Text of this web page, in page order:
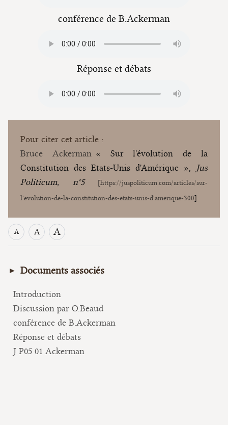
A A A
Documents associés
Introduction
Discussion par O.Beaud
conférence de B.Ackerman
Réponse et débats
J P05 01 Ackerman
conférence de B.Ackerman
Réponse et débats
Pour citer cet article :
Bruce Ackerman « Sur l'évolution de la
Constitution des Etats-Unis d'Amérique », Jus
Politicum, n°5[https://juspoliticum.com/articles/sur-
l'evolution-de-la-constitution-des-etats-unis-d'amerique-300]